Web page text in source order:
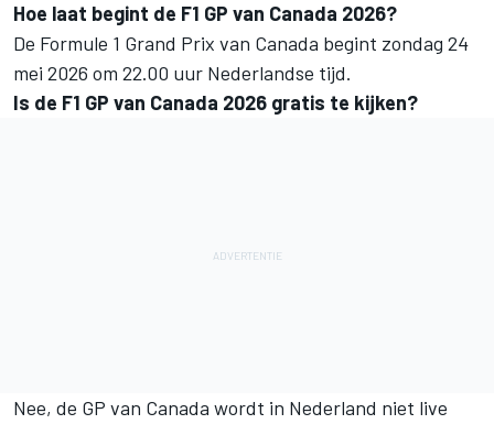
Hoe laat begint de F1 GP van Canada 2026?
De Formule 1 Grand Prix van Canada begint zondag 24
mei 2026 om 22.00 uur Nederlandse tijd.
Is de F1 GP van Canada 2026 gratis te kijken?
Nee, de GP van Canada wordt in Nederland niet live